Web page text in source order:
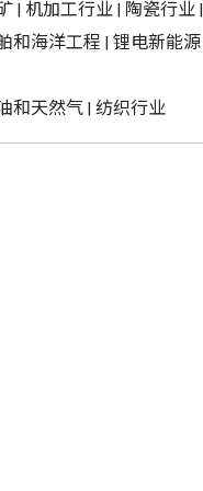
| 机加工行业| 陶瓷行业|
和海洋工程 | 锂电新能源
和天然气| 纺织行业